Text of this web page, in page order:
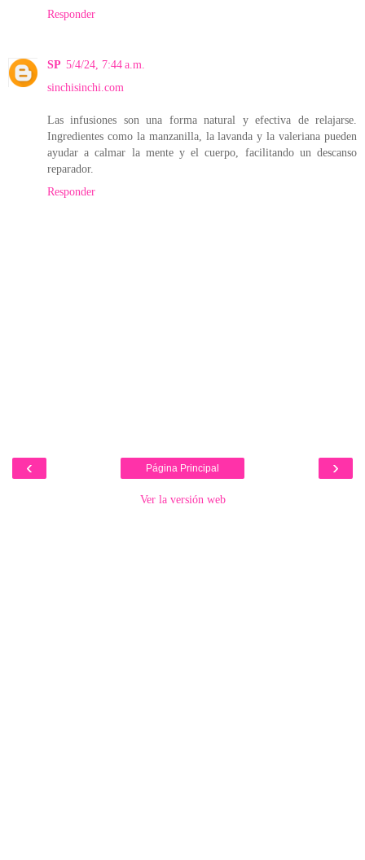
Responder
SP 5/4/24, 7:44 a.m.
sinchisinchi.com
Las infusiones son una forma natural y efectiva de relajarse.
Ingredientes como la manzanilla, la lavanda y la valeriana pueden
ayudar a calmar la mente y el cuerpo, facilitando un descanso
reparador.
Responder
‹ ›
Página Principal
Ver la versión web